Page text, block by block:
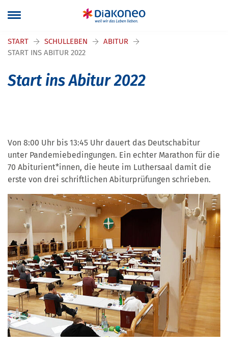
START SCHULLEBEN
ABITUR
START INS ABITUR 2022
Start ins Abitur 2022
Von 8:00 Uhr bis 13:45 Uhr dauert das Deutschabitur
unter Pandemiebedingungen. Ein echter Marathon für die
70 Abiturient*innen, die heute im Luthersaal damit die
erste von drei schriftlichen Abiturprüfungen schrieben.